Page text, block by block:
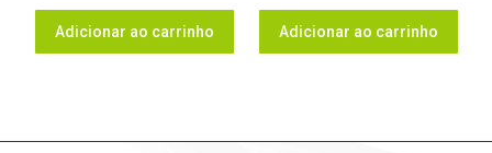
Adicionar ao carrinho Adicionar ao carrinho